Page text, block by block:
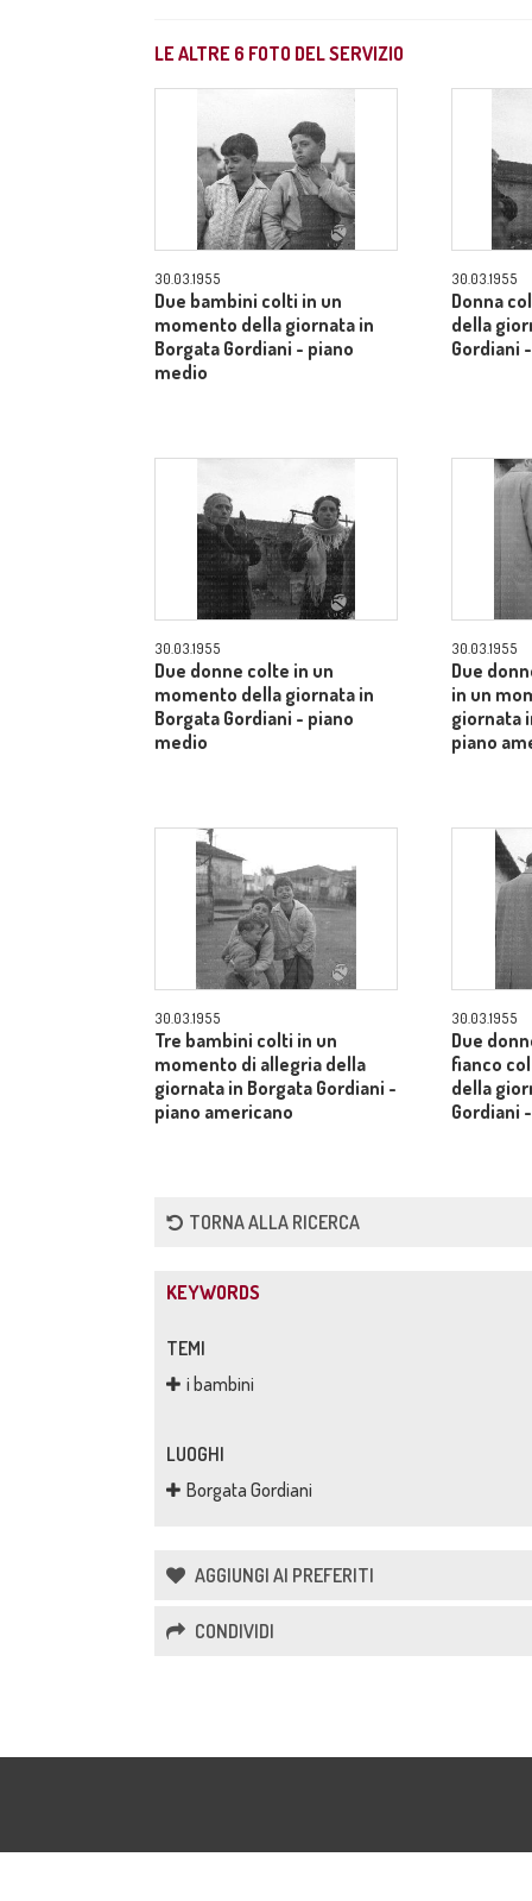
LE ALTRE 6 FOTO DEL SERVIZIO
30.03.1955
Due bambini colti in un
momento della giornata in
Borgata Gordiani - piano
medio
30.03.1955
Donna
della
Gordiani
30.03.1955
Due donne colte in un
momento della giornata in
Borgata Gordiani - piano
medio
30.03.1955
Due
in un
giornata
piano
30.03.1955
Tre bambini colti in un
momento di allegria della
giornata in Borgata Gordiani -
piano americano
30.03.1955
Due
fianco
della
Gordiani
TORNA ALLA RICERCA
KEYWORDS
TEMI
i bambini
LUOGHI
Borgata Gordiani
AGGIUNGI AI PREFERITI
CONDIVIDI